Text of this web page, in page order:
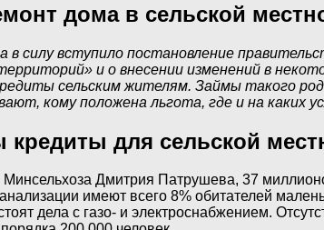
дома в сельской
в силу вступило постановление
и о внесении изменений в
сельским жителям. Займы такого
кому положена льгота, где и на
для сельской
Дмитрия Патрушева, 37
имеют всего 8% обитателей
дела с газо- и электроснабжением.